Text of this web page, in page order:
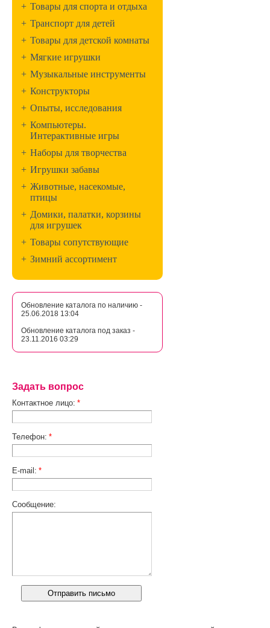
+ Товары для спорта и отдыха
+ Транспорт для детей
+ Товары для детской комнаты
+ Мягкие игрушки
+ Музыкальные инструменты
+ Конструкторы
+ Опыты, исследования
+ Компьютеры.
Интерактивные игры
+ Наборы для творчества
+ Игрушки забавы
+ Животные, насекомые,
птицы
+ Домики, палатки, корзины
для игрушек
+ Товары сопутствующие
+ Зимний ассортимент
Обновление каталога по наличию -
25.06.2018 13:04
Обновление каталога под заказ -
23.11.2016 03:29
Задать вопрос
Контактное лицо: *
Телефон: *
E-mail: *
Сообщение: